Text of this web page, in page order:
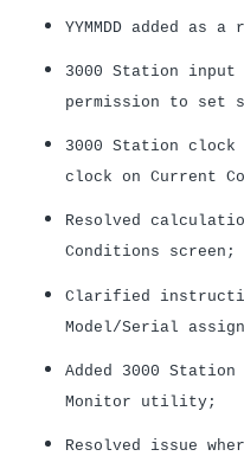
YYMMDD added as
3000 Station input
permission to set
3000 Station
clock on Current
Resolved
Conditions screen ;
Clarified
Model/Serial
Added 3000
Monitor utility ;
Resolved issue